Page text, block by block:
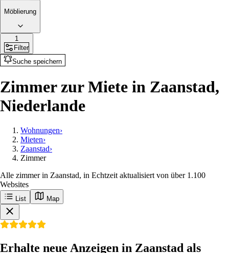
Möblierung
1
Filter
Suche speichern
Zimmer zur Miete in Zaanstad,
Niederlande
Wohnungen›
Mieten›
Zaanstad›
Zimmer
Alle zimmer in Zaanstad, in Echtzeit aktualisiert von über 1.100
Websites
List Map
Erhalte neue Anzeigen in Zaanstad als